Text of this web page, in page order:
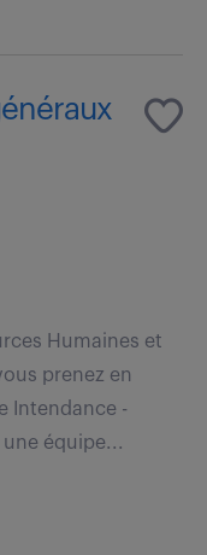
Humaines et
prenez en
Intendance -
équipe...